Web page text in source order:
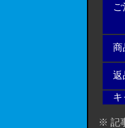
ご
商
返
キ
※ 記